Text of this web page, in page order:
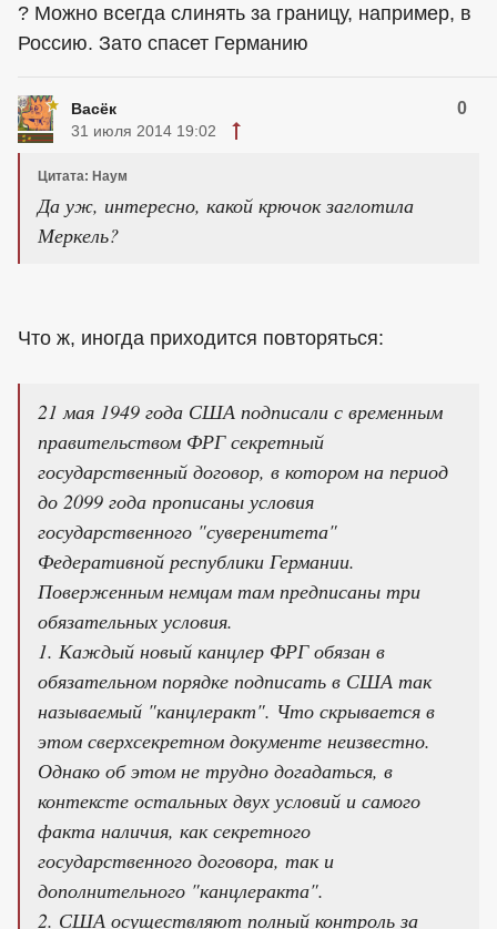
? Можно всегда слинять за границу, например, в
Россию. Зато спасет Германию
Васёк 0
31 июля 2014 19:02
Цитата: Наум
Да уж, интересно, какой крючок заглотила
Меркель?
Что ж, иногда приходится повторяться:
21 мая 1949 года США подписали с временным
правительством ФРГ секретный
государственный договор, в котором на период
до 2099 года прописаны условия
государственного "суверенитета"
Федеративной республики Германии.
Поверженным немцам там предписаны три
обязательных условия.
1. Каждый новый канцлер ФРГ обязан в
обязательном порядке подписать в США так
называемый "канцлеракт". Что скрывается в
этом сверхсекретном документе неизвестно.
Однако об этом не трудно догадаться, в
контексте остальных двух условий и самого
факта наличия, как секретного
государственного договора, так и
дополнительного "канцлеракта".
2. США осуществляют полный контроль за